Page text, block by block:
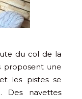
du col de la
proposent une
les pistes se
Des navettes